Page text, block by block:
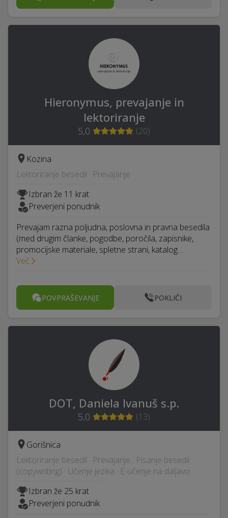
Hieronymus, prevajanje in
lektoriranje
5,0 (20)
Kozina
Lektoriranje besedil · Prevajanje
Izbran že 11 krat
Preverjeni ponudnik
Prevajam razna poljudna, poslovna in pravna besedila
(med drugim članke, pogodbe, poročila, zapisnike,
promocijske materiale, spletne strani, katalog…
Več
POVPRAŠEVANJE POKLIČI
DOT, Daniela Ivanuš s.p.
5,0 (13)
Gorišnica
Lektoriranje besedil · Prevajanje · Pisanje besedil
(copywriting) · Učenje jezika · E-učenje na daljavo
Izbran že 25 krat
Preverjeni ponudnik